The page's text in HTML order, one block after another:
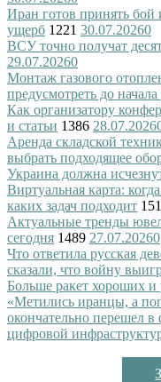
Иран готов принять
ущерб 1221 30.07.20260
ВСУ точно получат
29.07.20260
Монтаж газового
предусмотреть до начала
Как организатору
и статьи 1386 28.07.2026
Аренда складской
выбрать подходящее
Украина должна
Виртуальная карта:
каких задач подходит
Актуальные тренды
сегодня 1489 27.07.20260
Что ответила русская
сказали, что войну
Больше ракет хороших и
«Метились иранцы, а
окончательно перешел
цифровой